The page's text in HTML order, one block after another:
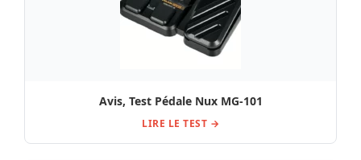
Avis, Test Pédale Nux MG-101
LIRE LE TEST →